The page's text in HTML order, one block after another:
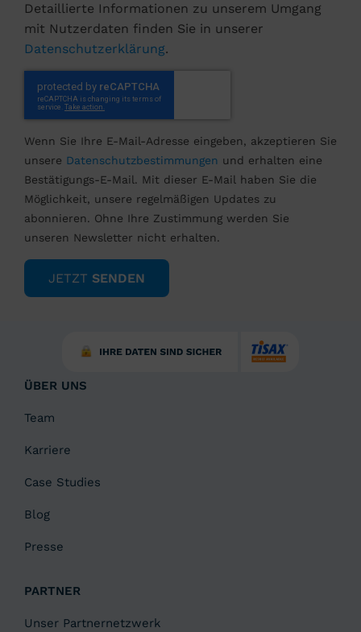
Detaillierte Informationen zu unserem Umgang
mit Nutzerdaten finden Sie in unserer
Datenschutzerklärung.
Wenn Sie Ihre E-Mail-Adresse eingeben, akzeptieren Sie
unsere Datenschutzbestimmungen und erhalten eine
Bestätigungs-E-Mail. Mit dieser E-Mail haben Sie die
Möglichkeit, unsere regelmäßigen Updates zu
abonnieren. Ohne Ihre Zustimmung werden Sie
unseren Newsletter nicht erhalten.
JETZT SENDEN
ÜBER UNS
Team
Karriere
Case Studies
Blog
Presse
PARTNER
Unser Partnernetzwerk